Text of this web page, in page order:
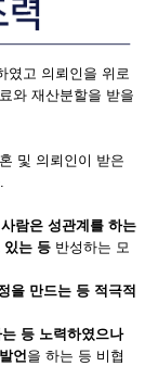
였고 의뢰인을 위로
와 재산분할을 받을
및 의뢰인이 받은
람은 성관계를 하는
있는 등 반성하는 모
을 만드는 등 적극적
등 노력하였으나
언을 하는 등 비협